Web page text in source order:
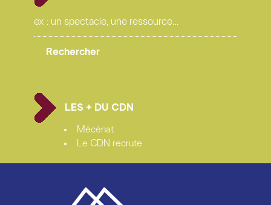
LES + DU CDN
Mécénat
Le CDN recrute